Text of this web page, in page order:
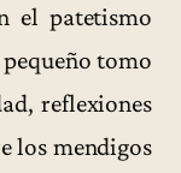
el patetismo
tomo
reflexiones
los mendigos